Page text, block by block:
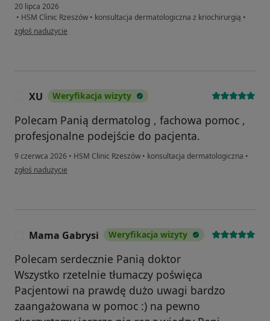
20 lipca 2026
• HSM Clinic Rzeszów • konsultacja dermatologiczna z kriochirurgią •
w opinii użytkownika Damian
zgłoś nadużycie
XU Weryfikacja wizyty
Polecam Panią dermatolog , fachowa pomoc ,
profesjonalne podejście do pacjenta.
9 czerwca 2026 • HSM Clinic Rzeszów • konsultacja dermatologiczna •
w opinii użytkownika XU
zgłoś nadużycie
Mama Gabrysi Weryfikacja wizyty
Polecam serdecznie Panią doktor
Wszystko rzetelnie tłumaczy poświęca
Pacjentowi na prawdę dużo uwagi bardzo
zaangażowana w pomoc :) na pewno